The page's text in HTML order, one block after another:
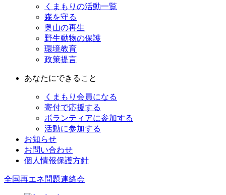
くまもりの活動一覧
森を守る
奥山の再生
野生動物の保護
環境教育
政策提言
あなたにできること
くまもり会員になる
寄付で応援する
ボランティアに参加する
活動に参加する
お知らせ
お問い合わせ
個人情報保護方針
全国再エネ問題連絡会